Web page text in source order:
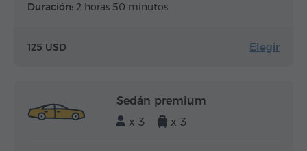
Duración: 2 horas 50 minutos
125 USD Elegir
Sedán premium
x 3
x 3